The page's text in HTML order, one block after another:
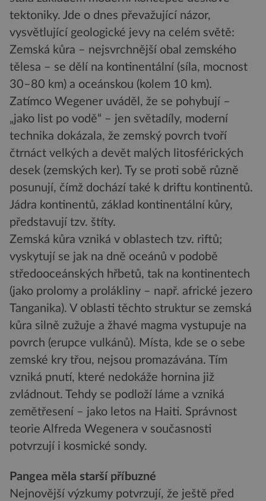
tektoniky. Jde o dnes převažující názor,
vysvětlující geologické jevy na celém světě:
Zemská kůra – nejsvrchnější obal zemského
tělesa – se dělí na kontinentální (síla, mocnost
30–80 km) a oceánskou (kolem 10 km).
Zatímco Wegener uváděl, že se pohybují –
„jako list po vodě“ – jen světadíly, moderní
technika dokázala, že zemský povrch tvoří
čtrnáct velkých a devět malých litosférických
desek (zemských ker). Ty se proti sobě různě
posunují, čímž dochází také k driftu kontinentů.
Jádra kontinentů, základ kontinentální kůry,
představují tzv. štíty.
Zemská kůra vzniká v oblastech tzv. riftů;
vyskytují se jak na dně oceánů v podobě
středooceánských hřbetů, tak na kontinentech
(jako prolomy a prolákliny – např. africké jezero
Tanganika). V oblasti těchto struktur se zemská
kůra silně zužuje a žhavé magma vystupuje na
povrch (erupce vulkánů). Místa, kde se o sebe
zemské kry třou, nejsou promazávána. Tím
vzniká pnutí, které nedokáže hornina již
zvládnout. Tehdy se podloží láme a vzniká
zemětřesení – jako letos na Haiti. Správnost
teorie Alfreda Wegenera v současnosti
potvrzují i kosmické sondy.
Pangea měla starší příbuzné
Nejnovější výzkumy potvrzují, že ještě před